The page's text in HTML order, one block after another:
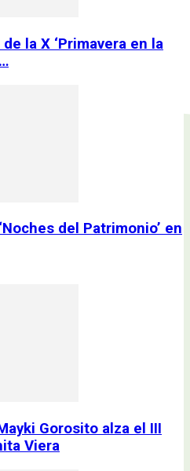
la X ‘Primavera en la
del Patrimonio’ en
Gorosito alza el III
Viera